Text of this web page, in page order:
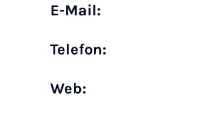
E-Mail:
Telefon:
Web: